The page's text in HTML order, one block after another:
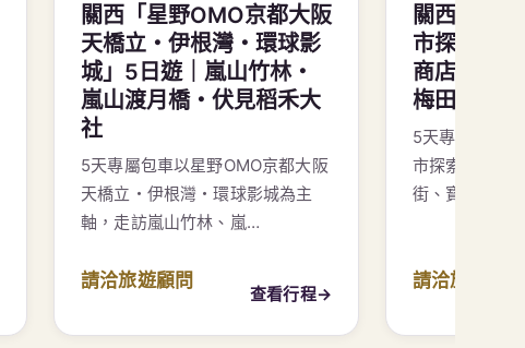
關西「星野OMO京都大阪
天橋立・伊根灣・環球影
城」5日遊｜嵐山竹林・
嵐山渡月橋・伏見稻禾大
社
5天專屬包車以星野OMO京都大阪
天橋立・伊根灣・環球影城為主
軸，走訪嵐山竹林、嵐…
請洽旅遊顧問
查看行程→
關西「大
市探索」5
商店街・
梅田店
5天專屬包車
市探索為主軸
街、寶可夢中
請洽旅遊顧問